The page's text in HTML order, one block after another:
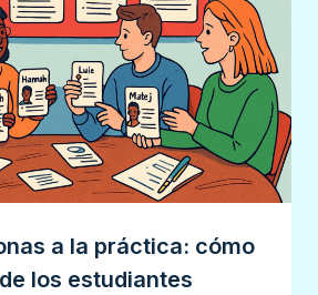
a la práctica: cómo
los estudiantes